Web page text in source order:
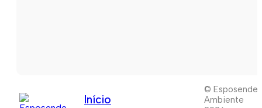
Início
© Esposende
Ambiente